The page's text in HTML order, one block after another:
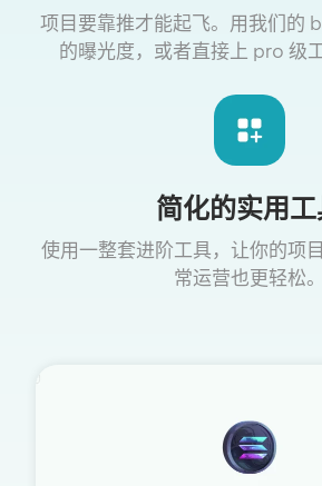
项目要靠推才能起飞。用我们的
的曝光度，或者直接上 pro 级
简化的实用
使用一整套进阶工具，让你的项
常运营也更轻松。